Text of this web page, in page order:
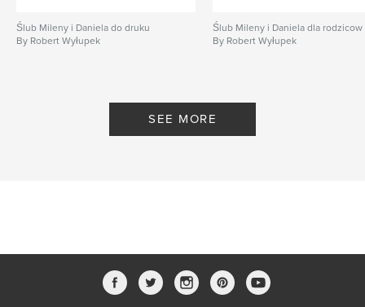
Ślub Mileny i Daniela do druku
By Robert Wyłupek
Ślub Mileny i Daniela dla rodzicow
By Robert Wyłupek
SEE MORE